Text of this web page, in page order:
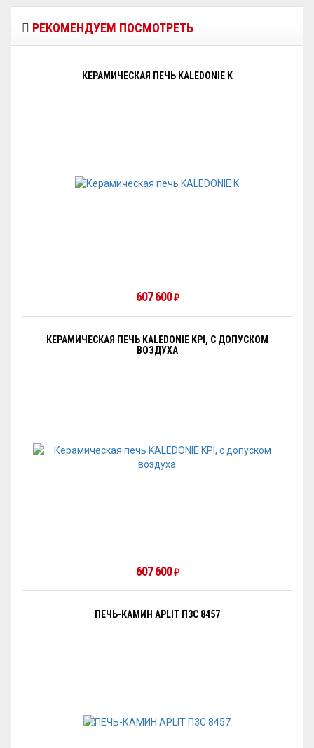
РЕКОМЕНДУЕМ ПОСМОТРЕТЬ
КЕРАМИЧЕСКАЯ ПЕЧЬ KALEDONIE K
607 600 ₽
КЕРАМИЧЕСКАЯ ПЕЧЬ KALEDONIE KPI, С ДОПУСКОМ
ВОЗДУХА
607 600 ₽
ПЕЧЬ-КАМИН APLIT П3С 8457